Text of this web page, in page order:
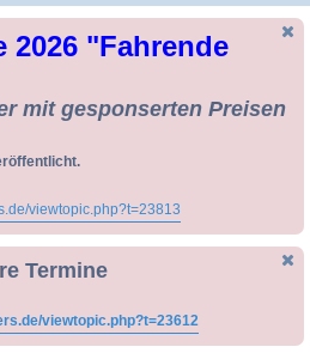
2026 "Fahrende
mit gesponserten Preisen
viewtopic.php?t=23813
Termine
viewtopic.php?t=23612